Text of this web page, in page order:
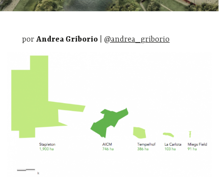
por Andrea Griborio @andrea_griborio